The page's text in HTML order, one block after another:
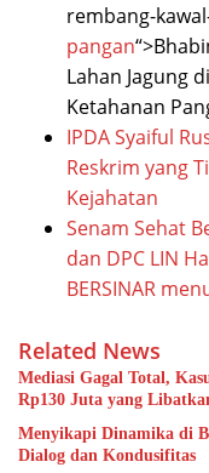
rembang-
pangan
Lahan Jagung
Ketahanan
IPDA Syaiful
Reskrim yang
Kejahatan
Senam Sehat
dan DPC LIN
BERSINAR
Related News
Mediasi Gagal Total,
Rp130 Juta yang
Menyikapi Dinamika di
Dialog dan Kondusifitas